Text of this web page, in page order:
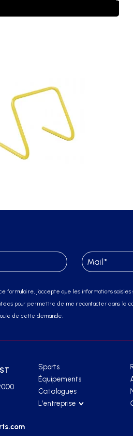
formulaire, j’accepte que les informations
pour permettre de me recontacter dans le
de cette demande.
Sports
Équipements
Catalogues
L'entreprise